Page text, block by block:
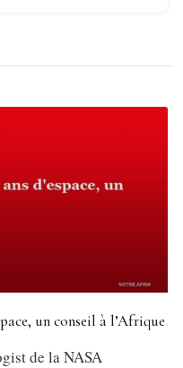
un conseil à l’Afrique
de la NASA